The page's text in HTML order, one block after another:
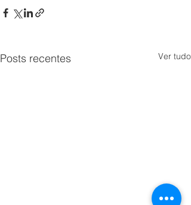
Posts recentes Ver tudo